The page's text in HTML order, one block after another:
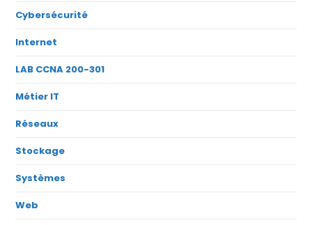
Cybersécurité
Internet
LAB CCNA 200-301
Métier IT
Réseaux
Stockage
Systèmes
Web